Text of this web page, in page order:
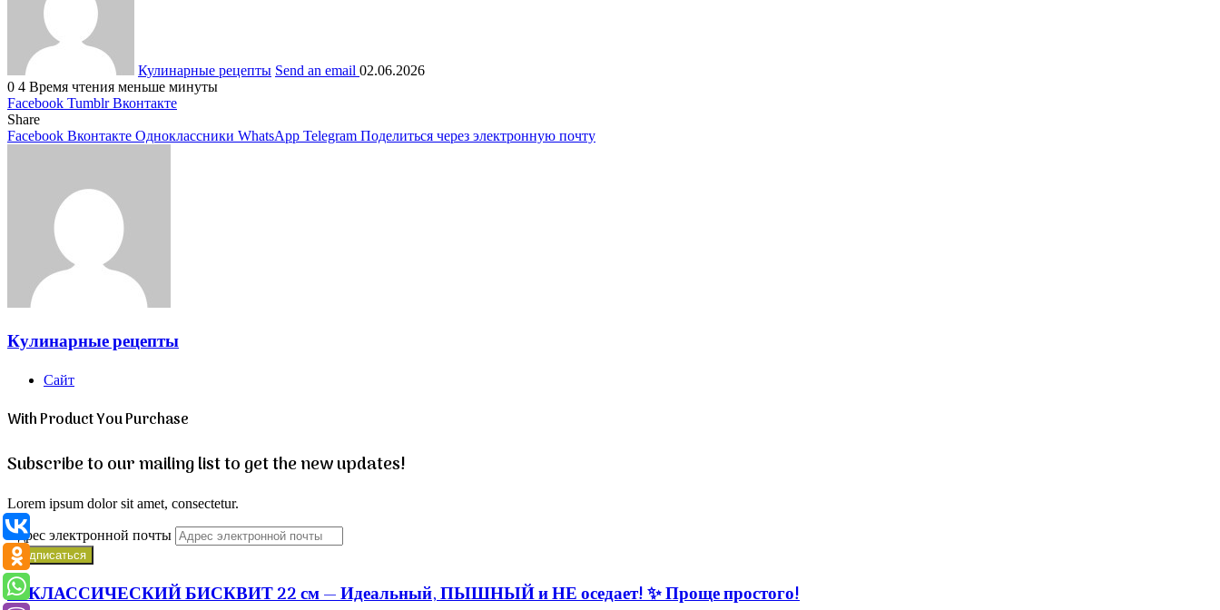
Кулинарные рецепты Send an email 02.06.2026
0 4 Время чтения меньше минуты
Facebook Tumblr Вконтакте
Share
Facebook Вконтакте Одноклассники WhatsApp Telegram Поделиться через электронную почту
Кулинарные рецепты
Сайт
With Product You Purchase
Subscribe to our mailing list to get the new updates!
Lorem ipsum dolor sit amet, consectetur.
Адрес электронной почты
🍰 КЛАССИЧЕСКИЙ БИСКВИТ 22 см — Идеальный, ПЫШНЫЙ и НЕ оседает! ✨ Проще простого!